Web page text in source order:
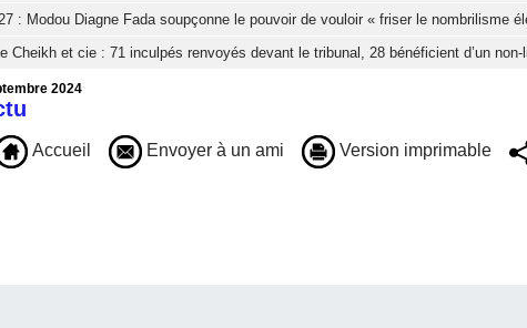
: Modou Diagne Fada soupçonne le pouvoir de vouloir « friser le nombrilisme
Cheikh et cie : 71 inculpés renvoyés devant le tribunal, 28 bénéficient d’un non-
2024
Accueil Envoyer à un ami Version imprimable